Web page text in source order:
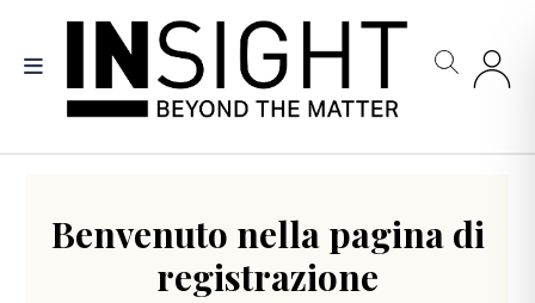
contenuto
principale
Benvenuto nella pagina di
registrazione